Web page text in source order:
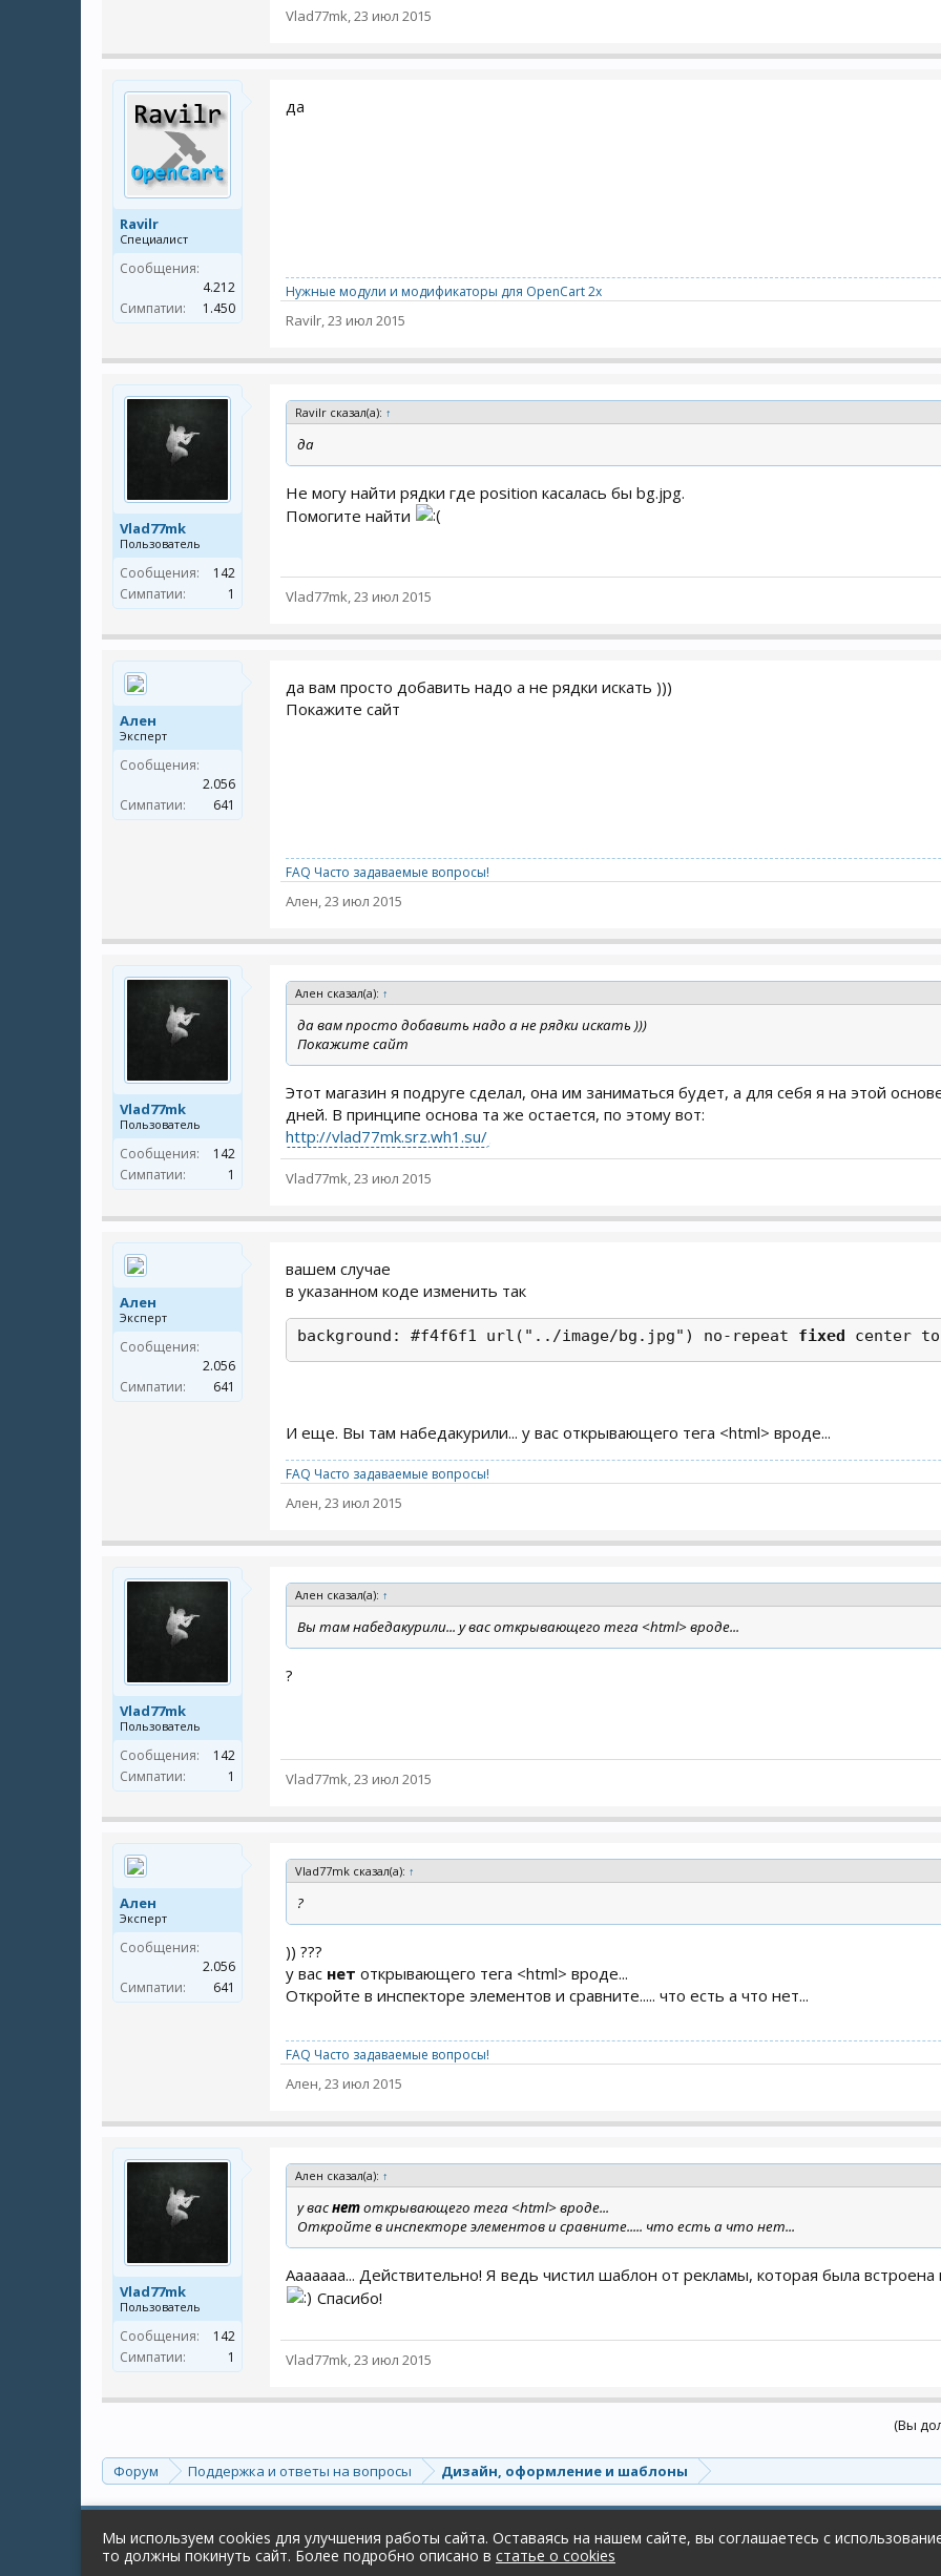
Vlad77mk,23 июл 2015
Ravilr
Специалист
Сообщения:
4.212
Симпатии:
1.450
да
Нужные модули и модификаторы для OpenCart 2x
Ravilr,23 июл 2015
Vlad77mk
Пользователь
Сообщения:
142
Симпатии:
1
Ravilr сказал(а): ↑
да
Не могу найти рядки где position касалась бы bg.jpg.
Помогите найти
Vlad77mk,23 июл 2015
Ален
Эксперт
Сообщения:
2.056
Симпатии:
641
да вам просто добавить надо а не рядки искать )))
Покажите сайт
FAQ Часто задаваемые вопросы!
Ален,23 июл 2015
Vlad77mk
Пользователь
Сообщения:
142
Симпатии:
1
Ален сказал(а): ↑
да вам просто добавить надо а не рядки искать )))
Покажите сайт
Этот магазин я подруге сделал, она им заниматься будет, а для себя я на этой
дней. В принципе основа та же остается, по этому вот:
http://vlad77mk.srz.wh1.su/
Vlad77mk,23 июл 2015
Ален
Эксперт
Сообщения:
2.056
Симпатии:
641
вашем случае
в указанном коде изменить так
background: #f4f6f1 url("../image/bg.jpg") no-repeat fixed center
И еще. Вы там набедакурили... у вас открывающего тега <html> вроде...
FAQ Часто задаваемые вопросы!
Ален,23 июл 2015
Vlad77mk
Пользователь
Сообщения:
142
Симпатии:
1
Ален сказал(а): ↑
Вы там набедакурили... у вас открывающего тега <html> вроде...
?
Vlad77mk,23 июл 2015
Ален
Эксперт
Сообщения:
2.056
Симпатии:
641
Vlad77mk сказал(а): ↑
?
)) ???
у вас нет открывающего тега <html> вроде...
Откройте в инспекторе элементов и сравните..... что есть а что нет...
FAQ Часто задаваемые вопросы!
Ален,23 июл 2015
Vlad77mk
Пользователь
Сообщения:
142
Симпатии:
1
Ален сказал(а): ↑
у васнетоткрывающего тега <html> вроде...
Откройте в инспекторе элементов и сравните..... что есть а что нет...
Ааааааа... Действительно! Я ведь чистил шаблон от рекламы, которая была встроена
Спасибо!
Vlad77mk,23 июл 2015
(Вы
Форум Поддержка и ответы на вопросы Дизайн, оформление и шаблоны
Forum software by XenForo™© 2010-2018 XenForo Ltd.
Перевод:XF-Russia.ru
Мы используем cookies для улучшения работы сайта. Оставаясь на нашем сайте, вы соглашаетесь с
то должны покинуть сайт. Более подробно описано в статье о cookies